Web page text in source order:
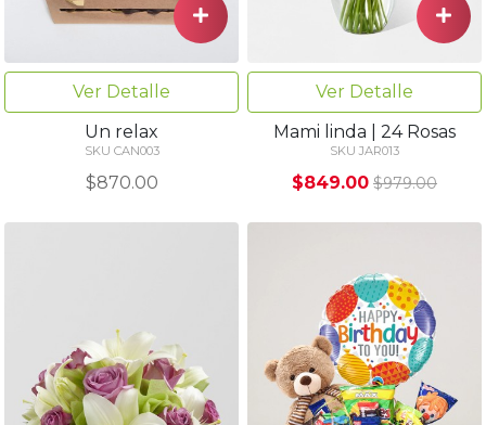
Ver Detalle
Un relax
SKU CAN003
$870.00
Ver Detalle
Mami linda | 24 Rosas
SKU JAR013
$849.00 $979.00